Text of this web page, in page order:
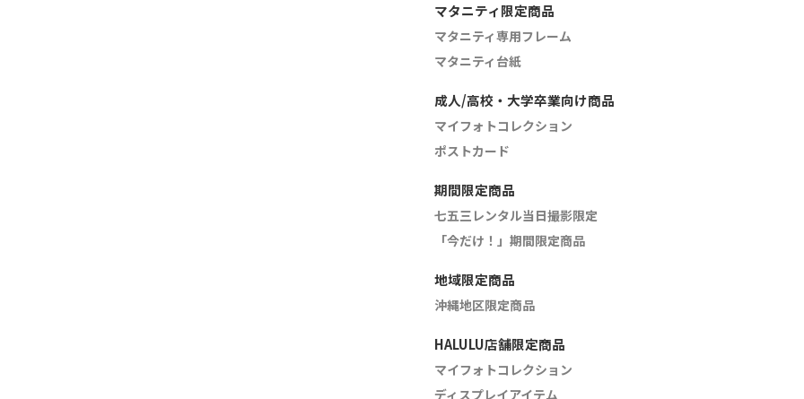
マタニティ限定商品
マタニティ専用フレーム
マタニティ台紙
成人/高校・大学卒業向け商品
マイフォトコレクション
ポストカード
期間限定商品
七五三レンタル当日撮影限定
「今だけ！」期間限定商品
地域限定商品
沖縄地区限定商品
HALULU店舗限定商品
マイフォトコレクション
ディスプレイアイテム